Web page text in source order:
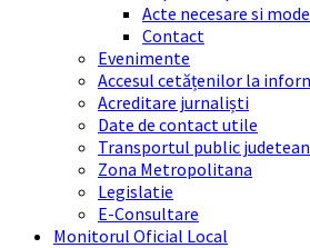
Acte necesare si
Contact
Evenimente
Accesul cetățenilor la
Acreditare jurnaliști
Date de contact utile
Transportul public
Zona Metropolitana
Legislatie
E-Consultare
Monitorul Oficial Local